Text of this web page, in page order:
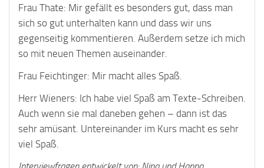
Frau Thate: Mir gefällt es besonders gut, dass man
sich so gut unterhalten kann und dass wir uns
gegenseitig kommentieren. Außerdem setze ich mich
so mit neuen Themen auseinander.
Frau Feichtinger: Mir macht alles Spaß.
Herr Wieners: Ich habe viel Spaß am Texte-Schreiben.
Auch wenn sie mal daneben gehen – dann ist das
sehr amüsant. Untereinander im Kurs macht es sehr
viel Spaß.